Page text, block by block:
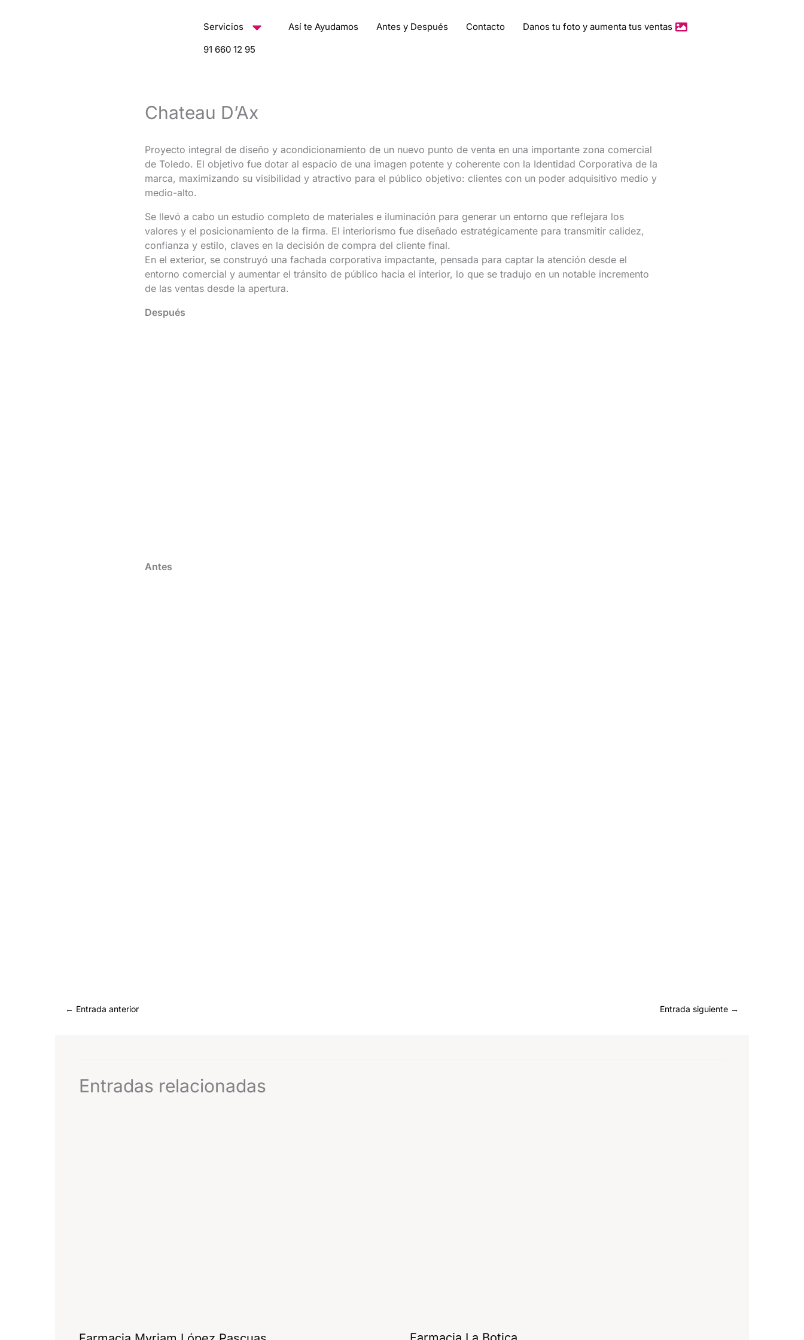
Servicios Así te Ayudamos Antes y Después Contacto
Danos tu foto y aumenta tus ventas
91 660 12 95
Chateau D’Ax
Proyecto integral de diseño y acondicionamiento de un nuevo punto de venta en una importante zona comercial
de Toledo. El objetivo fue dotar al espacio de una imagen potente y coherente con la Identidad Corporativa de la
marca, maximizando su visibilidad y atractivo para el público objetivo: clientes con un poder adquisitivo medio y
medio-alto.
Se llevó a cabo un estudio completo de materiales e iluminación para generar un entorno que reflejara los
valores y el posicionamiento de la firma. El interiorismo fue diseñado estratégicamente para transmitir calidez,
confianza y estilo, claves en la decisión de compra del cliente final.
En el exterior, se construyó una fachada corporativa impactante, pensada para captar la atención desde el
entorno comercial y aumentar el tránsito de público hacia el interior, lo que se tradujo en un notable incremento
de las ventas desde la apertura.
Después
Antes
← Entrada anterior Entrada siguiente →
Entradas relacionadas